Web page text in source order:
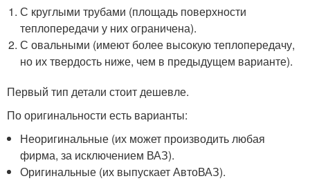
С круглыми трубами (площадь поверхности
теплопередачи у них ограничена).
С овальными (имеют более высокую теплопередачу,
но их твердость ниже, чем в предыдущем варианте).
Первый тип детали стоит дешевле.
По оригинальности есть варианты:
Неоригинальные (их может производить любая
фирма, за исключением ВАЗ).
Оригинальные (их выпускает АвтоВАЗ).